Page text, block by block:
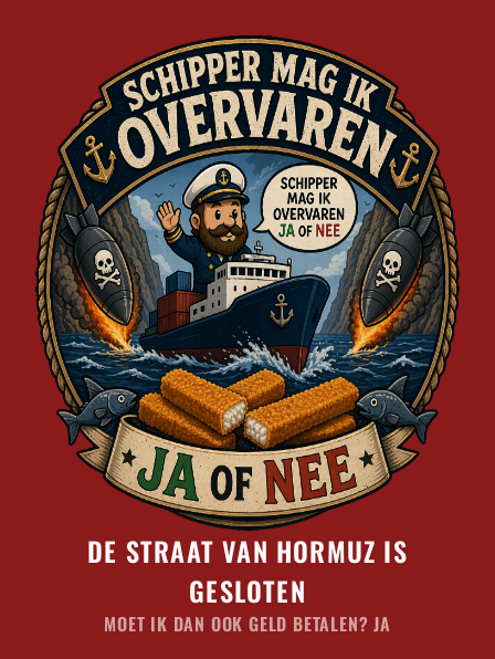
DE STRAAT VAN HORMUZ IS
GESLOTEN
MOET IK DAN OOK GELD BETALEN? JA